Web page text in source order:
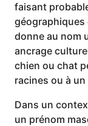
faisant
donne au nom
ancrage
chien ou chat
racines ou à
Dans un
un prénom